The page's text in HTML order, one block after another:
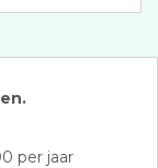
per jaar